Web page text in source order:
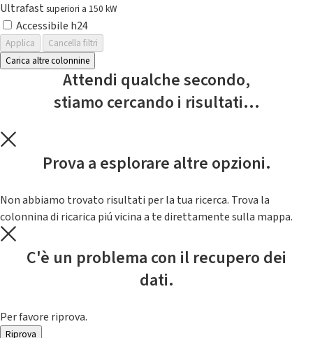
Ultrafast superiori a 150 kW
Accessibile h24
Applica
Cancella filtri
Carica altre colonnine
Attendi qualche secondo,
stiamo cercando i risultati...
Prova a esplorare altre opzioni.
Non abbiamo trovato risultati per la tua ricerca. Trova la
colonnina di ricarica piú vicina a te direttamente sulla mappa.
C'è un problema con il recupero dei
dati.
Per favore riprova.
Riprova